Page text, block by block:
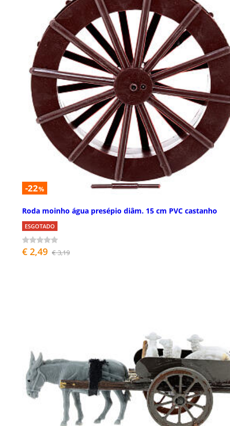
-22%
Roda moinho água presépio diâm. 15 cm PVC castanho
ESGOTADO
€ 2,49 € 3,19